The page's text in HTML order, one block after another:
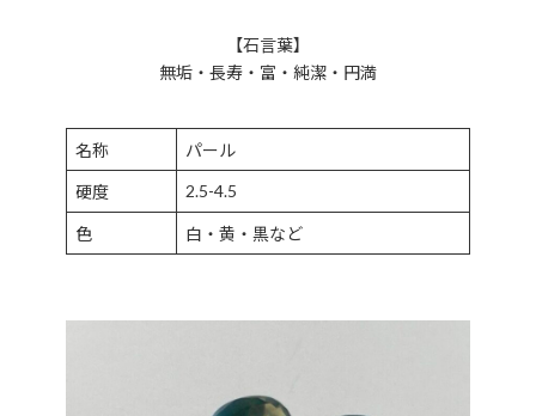
【石言葉】
無垢・長寿・富・純潔・円満
名称 パール
硬度 2.5-4.5
色 白・黄・黒など